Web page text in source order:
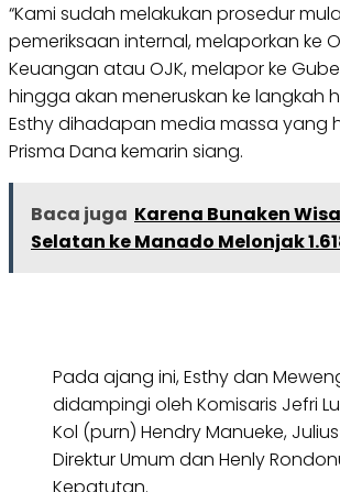
“Kami sudah melakukan prosedur
pemeriksaan internal, melaporkan ke
Keuangan atau OJK, melapor ke
hingga akan meneruskan ke langkah
Esthy dihadapan media massa yang
Prisma Dana kemarin siang.
Baca juga Karena Bunaken
Selatan ke Manado Melonjak
Pada ajang ini, Esthy dan
didampingi oleh Komisaris Jefri
Kol (purn) Hendry Manueke,
Direktur Umum dan Henly